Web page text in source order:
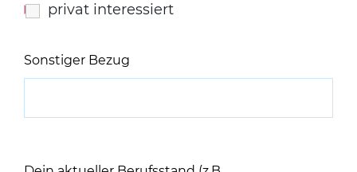
privat interessiert
Sonstiger Bezug